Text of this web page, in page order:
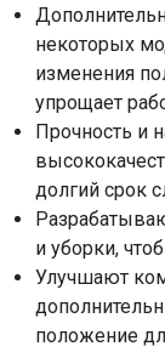
некоторых
изменения
упрощает
Прочность и
долгий срок
и уборки,
Улучшают
положение